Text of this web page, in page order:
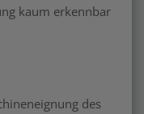
kaum erkennbar
des